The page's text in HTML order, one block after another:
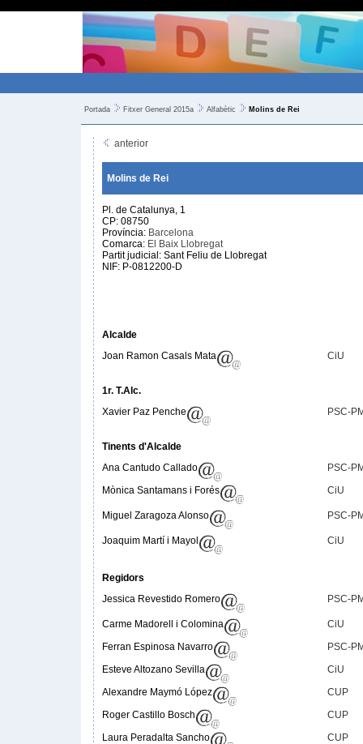
Portada Fitxer General 2015a Alfabètic Molins de Rei
anterior
Molins de Rei
Pl. de Catalunya, 1
CP: 08750
Província: Barcelona
Comarca: El Baix Llobregat
Partit judicial: Sant Feliu de Llobregat
NIF: P-0812200-D
Alcalde
Joan Ramon Casals Mata
CiU
1r. T.Alc.
Xavier Paz Penche
PSC-
Tinents d'Alcalde
Ana Cantudo Callado
PSC-
Mònica Santamans i Forés
CiU
Miguel Zaragoza Alonso PSC-
Joaquim Martí i Mayol CiU
Regidors
Jessica Revestido Romero
PSC-
Carme Madorell i Colomina
CiU
Ferran Espinosa Navarro
PSC-
Esteve Altozano Sevilla
CiU
Alexandre Maymó López
CUP
Roger Castillo Bosch
CUP
Laura Peradalta Sancho
CUP